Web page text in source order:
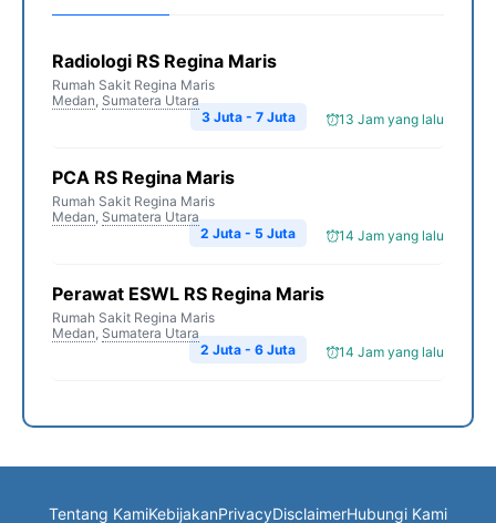
Radiologi RS Regina Maris
Rumah Sakit Regina Maris
Medan, Sumatera Utara
13 Jam yang lalu
3 Juta - 7 Juta
PCA RS Regina Maris
Rumah Sakit Regina Maris
Medan, Sumatera Utara
14 Jam yang lalu
2 Juta - 5 Juta
Perawat ESWL RS Regina Maris
Rumah Sakit Regina Maris
Medan, Sumatera Utara
14 Jam yang lalu
2 Juta - 6 Juta
Tentang KamiKebijakanPrivacyDisclaimerHubungi Kami